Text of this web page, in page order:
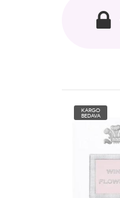
KARGO
BEDAVA